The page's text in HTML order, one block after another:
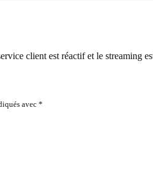
client est réactif et le streaming
avec *